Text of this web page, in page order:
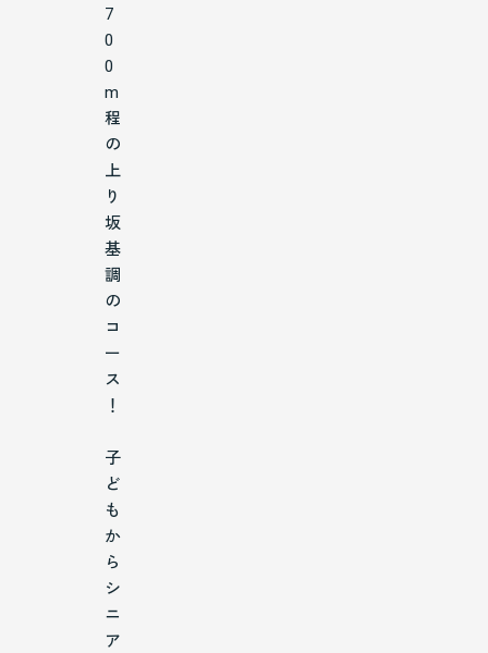
7
0
0
m
程
の
上
り
坂
基
調
の
コ
ー
ス
！
子
ど
も
か
ら
シ
ニ
ア